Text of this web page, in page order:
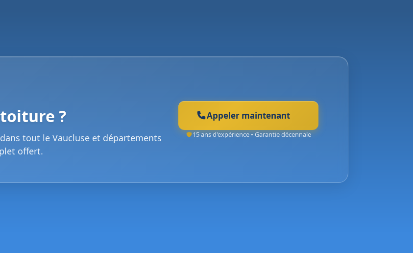
?
tout le Vaucluse et départements
offert.
Appeler maintenant
15 ans d'expérience • Garantie décennale